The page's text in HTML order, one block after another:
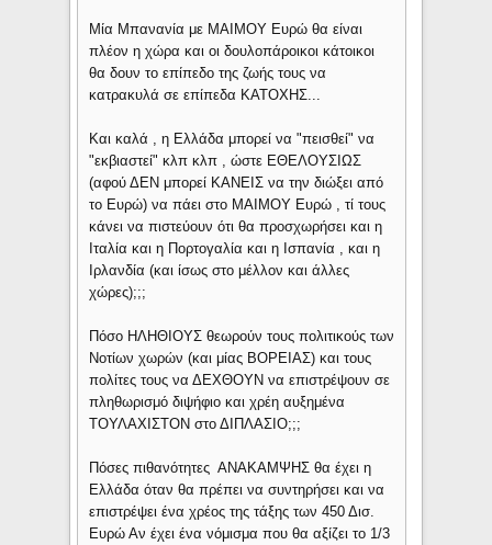
Μία Μπανανία με ΜΑΙΜΟΥ Ευρώ θα είναι
πλέον η χώρα και οι δουλοπάροικοι κάτοικοι
θα δουν το επίπεδο της ζωής τους να
κατρακυλά σε επίπεδα ΚΑΤΟΧΗΣ...
Και καλά , η Ελλάδα μπορεί να "πεισθεί" να
"εκβιαστεί" κλπ κλπ , ώστε ΕΘΕΛΟΥΣΙΩΣ
(αφού ΔΕΝ μπορεί ΚΑΝΕΙΣ να την διώξει από
το Ευρώ) να πάει στο ΜΑΙΜΟΥ Ευρώ , τί τους
κάνει να πιστεύουν ότι θα προσχωρήσει και η
Ιταλία και η Πορτογαλία και η Ισπανία , και η
Ιρλανδία (και ίσως στο μέλλον και άλλες
χώρες);;;
Πόσο ΗΛΗΘΙΟΥΣ θεωρούν τους πολιτικούς των
Νοτίων χωρών (και μίας ΒΟΡΕΙΑΣ) και τους
πολίτες τους να ΔΕΧΘΟΥΝ να επιστρέψουν σε
πληθωρισμό διψήφιο και χρέη αυξημένα
ΤΟΥΛΑΧΙΣΤΟΝ στο ΔΙΠΛΑΣΙΟ;;;
Πόσες πιθανότητες ΑΝΑΚΑΜΨΗΣ θα έχει η
Ελλάδα όταν θα πρέπει να συντηρήσει και να
επιστρέψει ένα χρέος της τάξης των 450 Δισ.
Ευρώ Αν έχει ένα νόμισμα που θα αξίζει το 1/3